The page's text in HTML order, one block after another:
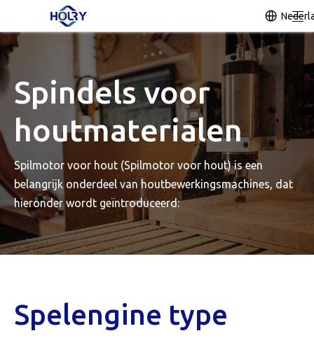
Spindels voor
houtmaterialen
Spilmotor voor hout (Spilmotor voor hout) is een
belangrijk onderdeel van houtbewerkingsmachines, dat
hieronder wordt geïntroduceerd:
Spelengine type